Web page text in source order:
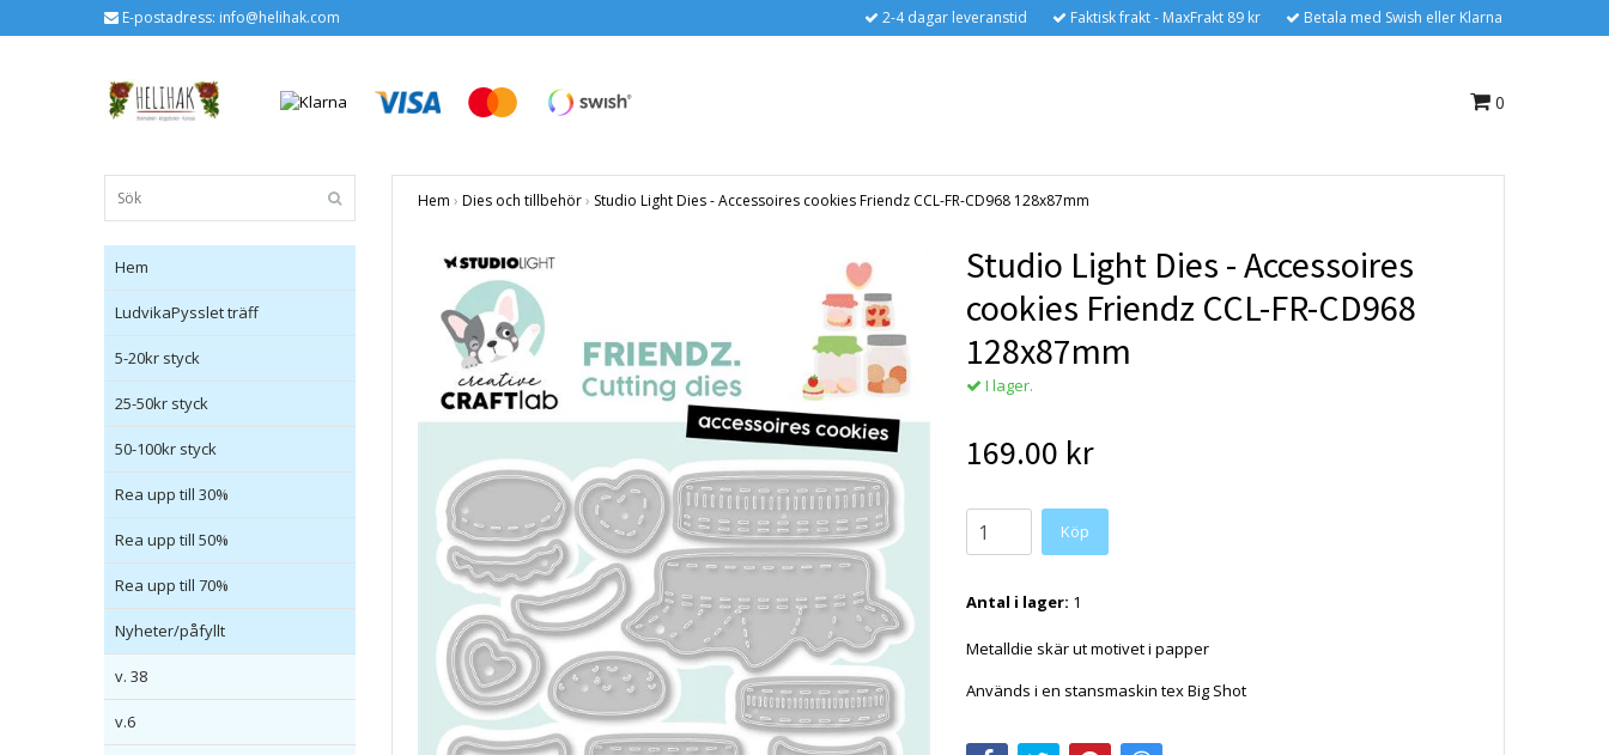
E-postadress: info@helihak.com 2-4 dagar leveranstid Faktisk frakt - MaxFrakt 89 kr Betala med Swish eller Klarna
0
Hem
LudvikaPysslet träff
5-20kr styck
25-50kr styck
50-100kr styck
Rea upp till 30%
Rea upp till 50%
Rea upp till 70%
Nyheter/påfyllt
v. 38
v.6
Hem › Dies och tillbehör› Studio Light Dies - Accessoires cookies Friendz CCL-FR-CD968 128x87mm
Studio Light Dies - Accessoires
cookies Friendz CCL-FR-CD968
128x87mm
I lager.
169.00 kr
Antal i lager: 1
Metalldie skär ut motivet i papper
Används i en stansmaskin tex Big Shot